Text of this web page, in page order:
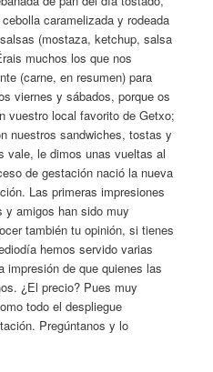
caramelizada y rodeada
(mostaza, ketchup, salsa
muchos los que nos
(carne, en resumen) para
viernes y sábados, porque os
vuestro local favorito de Getxo;
nuestros sandwiches, tostas y
vale, le dimos unas vueltas al
de gestación nació la nueva
Las primeras impresiones
y amigos han sido muy
también tu opinión, si tienes
hemos servido varias
impresión de que quienes las
¿El precio? Pues muy
todo el despliegue
Pregúntanos y lo